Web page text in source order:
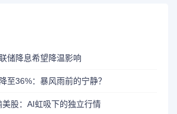
储降息希望降温影响
至36%：暴风雨前的宁静？
美股：AI虹吸下的独立行情